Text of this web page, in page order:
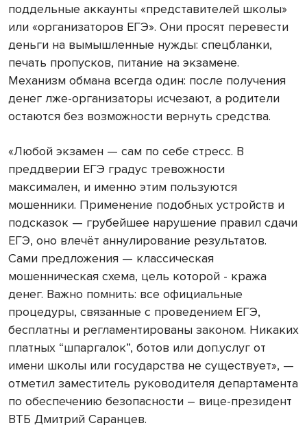
поддельные аккаунты «представителей школы»
или «организаторов ЕГЭ». Они просят перевести
деньги на вымышленные нужды: спецбланки,
печать пропусков, питание на экзамене.
Механизм обмана всегда один: после получения
денег лже-организаторы исчезают, а родители
остаются без возможности вернуть средства.
«Любой экзамен — сам по себе стресс. В
преддверии ЕГЭ градус тревожности
максимален, и именно этим пользуются
мошенники. Применение подобных устройств и
подсказок — грубейшее нарушение правил сдачи
ЕГЭ, оно влечёт аннулирование результатов.
Сами предложения — классическая
мошенническая схема, цель которой - кража
денег. Важно помнить: все официальные
процедуры, связанные с проведением ЕГЭ,
бесплатны и регламентированы законом. Никаких
платных “шпаргалок”, ботов или доп.услуг от
имени школы или государства не существует», —
отметил заместитель руководителя департамента
по обеспечению безопасности – вице-президент
ВТБ Дмитрий Саранцев.